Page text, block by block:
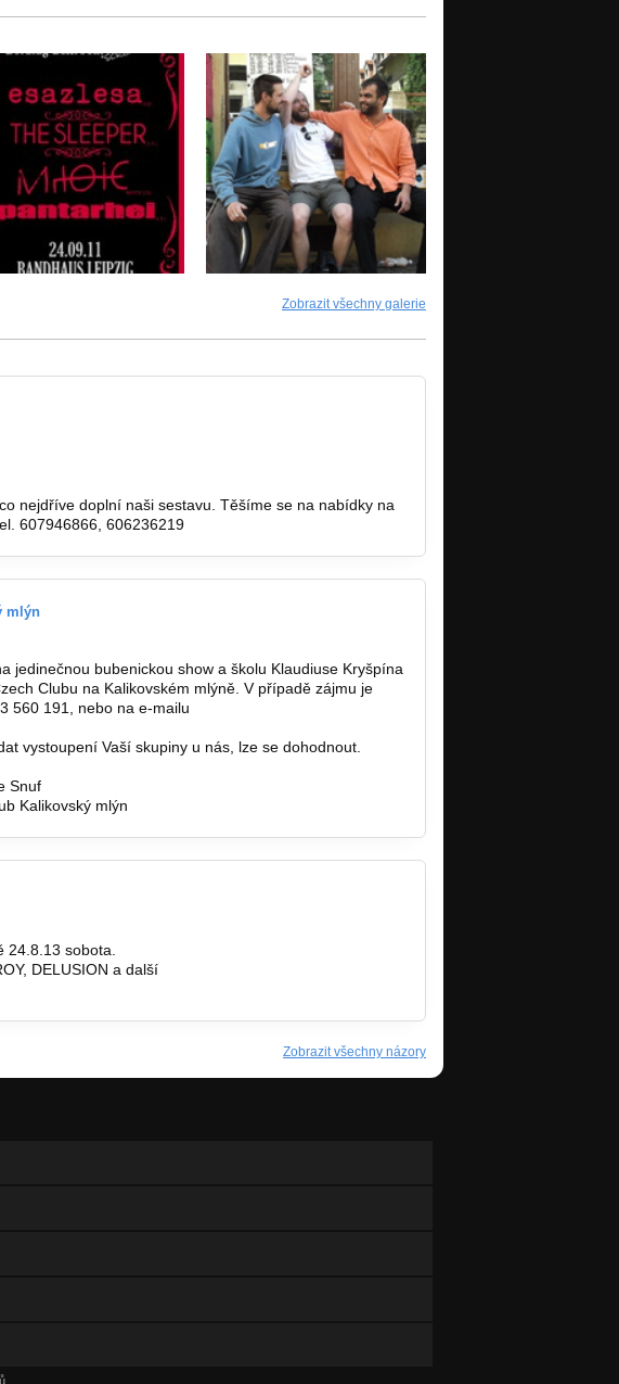
Zobrazit všechny galerie
nejdříve doplní naši sestavu. Těšíme se na nabídky na
607946866, 606236219
mlýn
jedinečnou bubenickou show a školu Klaudiuse Kryšpína
Clubu na Kalikovském mlýně. V případě zájmu je
560 191, nebo na e-mailu
vystoupení Vaší skupiny u nás, lze se dohodnout.
Snuf
Kalikovský mlýn
24.8.13 sobota.
DELUSION a další
Zobrazit všechny názory